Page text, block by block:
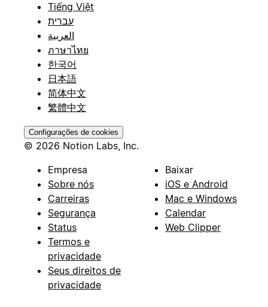
Tiếng Việt
עברית
العربية
ภาษาไทย
한국어
日本語
简体中文
繁體中文
Configurações de cookies
© 2026 Notion Labs, Inc.
Empresa
Sobre nós
Carreiras
Segurança
Status
Termos e
privacidade
Seus direitos de
privacidade
Baixar
iOS e Android
Mac e Windows
Calendar
Web Clipper